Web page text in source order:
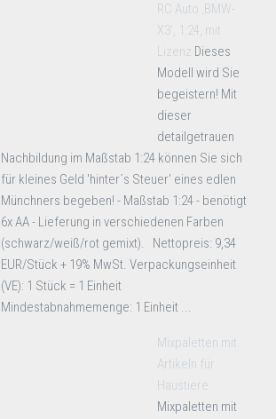
RC Auto ‚BMW-
X3‘, 1:24, mit
Lizenz Dieses
Modell wird Sie
begeistern! Mit
dieser
detailgetrauen
Nachbildung im Maßstab 1:24 können Sie sich
für kleines Geld 'hinter´s Steuer' eines edlen
Münchners begeben! - Maßstab 1:24 - benötigt
6x AA - Lieferung in verschiedenen Farben
(schwarz/weiß/rot gemixt). Nettopreis: 9,34
EUR/Stück + 19% MwSt. Verpackungseinheit
(VE): 1 Stück = 1 Einheit
Mindestabnahmemenge: 1 Einheit ...
Mixpaletten mit
Artikeln für
Haustiere
Mixpaletten mit